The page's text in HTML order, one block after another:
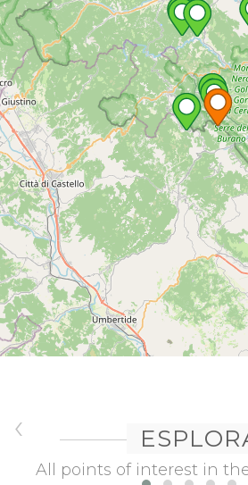
All points of interest in
‹